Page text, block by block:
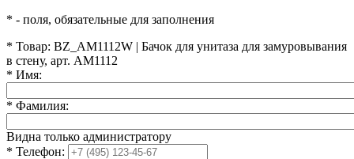
* - поля, обязательные для заполнения
* Товар: BZ_AM1112W | Бачок для унитаза для замуровывания
в стену, арт. AM1112
* Имя:
* Фамилия:
Видна только администратору
* Телефон: